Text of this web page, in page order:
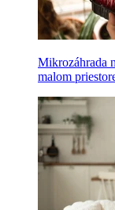
Mikrozáhrada
malom